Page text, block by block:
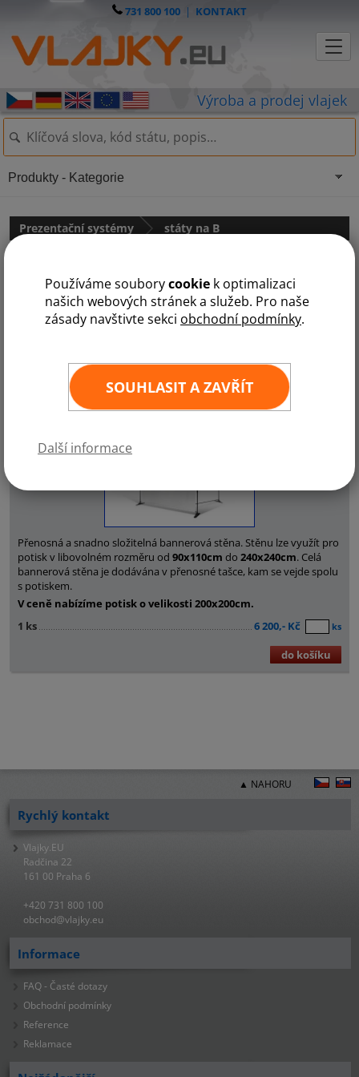
Používáme souborycookie k optimalizaci
našich webových stránek a služeb. Pro naše
zásady navštivte sekci obchodní podmínky.
SOUHLASIT A ZAVŘÍT
Další informace
731 800 100 | KONTAKT
Prezentační systémy státy na B
Klikněte na podkategorii nebo počáteční písmeno pro
zobrazení dalších položek!
Vybrané vlajky:
Přenosná a snadno složitelná bannerová stěna. Stěnu lze využít pro
potisk v libovolném rozměru od 90x110cm do 240x240cm. Celá
bannerová stěna je dodávána v přenosné tašce, kam se vejde spolu
s potiskem.
V ceně nabízíme potisk o velikosti 200x200cm.
1 ks
6 200,- Kč ks
do košíku
Produkty - Kategorie
▲ NAHORU
Rychlý kontakt
Vlajky.EU
Radčina 22
161 00 Praha 6
+420 731 800 100
obchod@vlajky.eu
Informace
FAQ - Časté dotazy
Obchodní podmínky
Reference
Reklamace